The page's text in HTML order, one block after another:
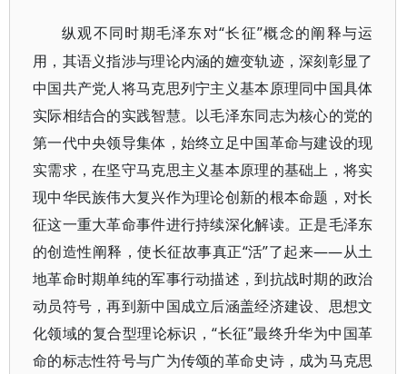
纵观不同时期毛泽东对“长征”概念的阐释与运
用，其语义指涉与理论内涵的嬗变轨迹，深刻彰显了
中国共产党人将马克思列宁主义基本原理同中国具体
实际相结合的实践智慧。以毛泽东同志为核心的党的
第一代中央领导集体，始终立足中国革命与建设的现
实需求，在坚守马克思主义基本原理的基础上，将实
现中华民族伟大复兴作为理论创新的根本命题，对长
征这一重大革命事件进行持续深化解读。正是毛泽东
的创造性阐释，使长征故事真正“活”了起来——从土
地革命时期单纯的军事行动描述，到抗战时期的政治
动员符号，再到新中国成立后涵盖经济建设、思想文
化领域的复合型理论标识，“长征”最终升华为中国革
命的标志性符号与广为传颂的革命史诗，成为马克思